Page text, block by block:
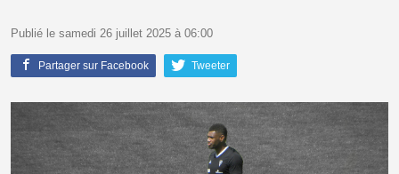
Publié le samedi 26 juillet 2025 à 06:00
Partager sur Facebook Tweeter